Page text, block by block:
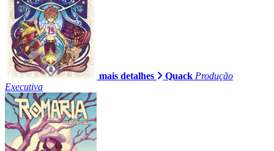
mais detalhes Quack Produção
Executiva